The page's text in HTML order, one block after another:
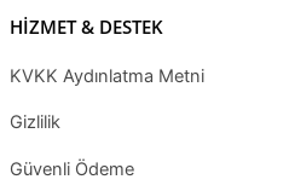
HİZMET & DESTEK
KVKK Aydınlatma Metni
Gizlilik
Güvenli Ödeme